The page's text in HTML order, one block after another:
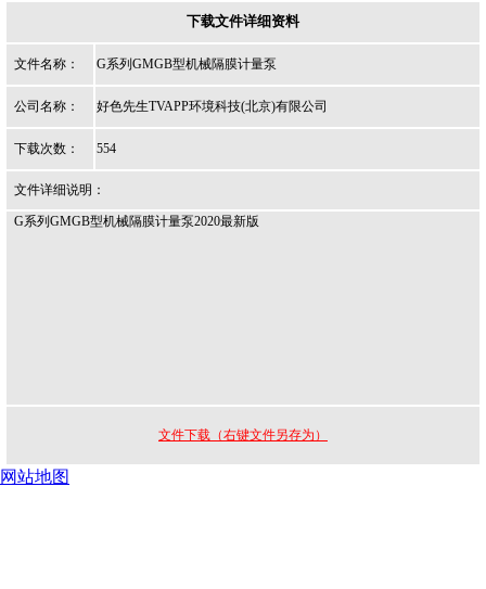
下载文件详细资料
文件名称： G系列GMGB型机械隔膜计量泵
公司名称： 好色先生TVAPP环境科技(北京)有限公司
下载次数： 554
文件详细说明：
G系列GMGB型机械隔膜计量泵2020最新版
文件下载（右键文件另存为）
网站地图